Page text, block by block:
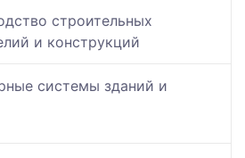
строительных
и конструкций
системы зданий и